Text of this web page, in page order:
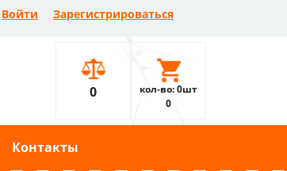
Войти Зарегистрироваться
0
кол-во: 0шт
0
Контакты